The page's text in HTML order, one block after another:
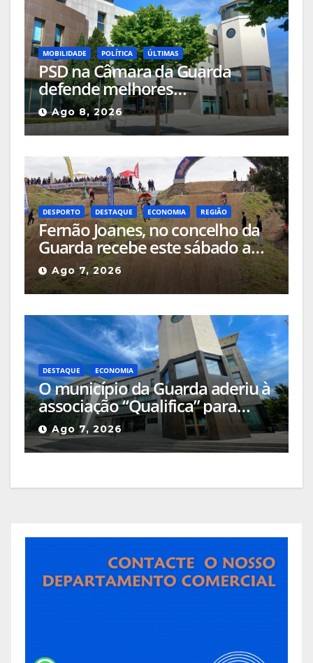
MOBILIDADE POLÍTICA ÚLTIMAS
PSD na Câmara da Guarda
defende melhores
acessibilidades para pessoas
com mobilidade reduzida nos
locais públicos ou até nas
passadeiras
Ago 8, 2026
DESPORTO DESTAQUE ECONOMIA REGIÃO
Fernão Joanes, no concelho da
Guarda recebe este sábado a
Etapa do Campeonato Nacional
de Supercross
Ago 7, 2026
DESTAQUE ECONOMIA
O município da Guarda aderiu à
associação “Qualifica” para
certificar e valorizar os produtos
locais
Ago 7, 2026